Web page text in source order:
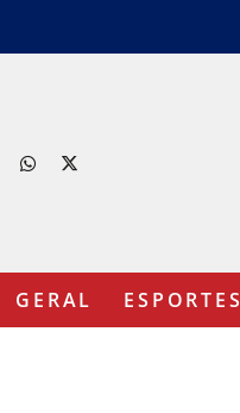
GERAL ESPORTES